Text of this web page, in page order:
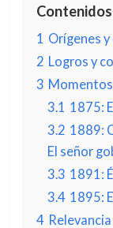
Contenidos
1 Orígenes
2 Logros y
3
3.1 1875:
3.2 1889:
El señor
3.3 1891:
3.4 1895:
4